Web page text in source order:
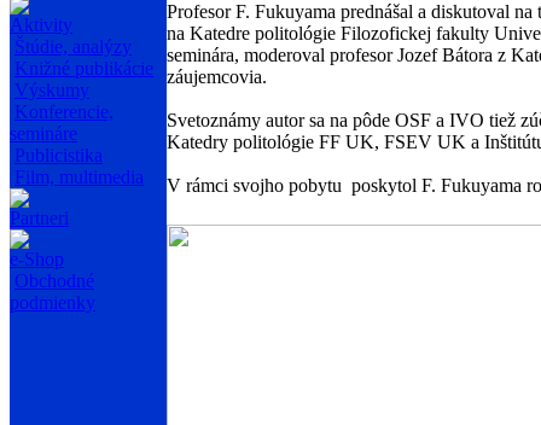
Aktivity
Štúdie, analýzy
Knižné publikácie
Výskumy
Konferencie,
semináre
Publicistika
Film, multimedia
Partneri
e-Shop
Obchodné
podmienky
Profesor F. Fukuyama prednášal a diskutoval
na Katedre politológie Filozofickej fakulty
seminára, moderoval profesor Jozef Bátora z
záujemcovia.
Svetoznámy autor sa na pôde OSF a IVO tiež
Katedry politológie FF UK, FSEV UK a
V rámci svojho pobytu poskytol F. Fukuyama